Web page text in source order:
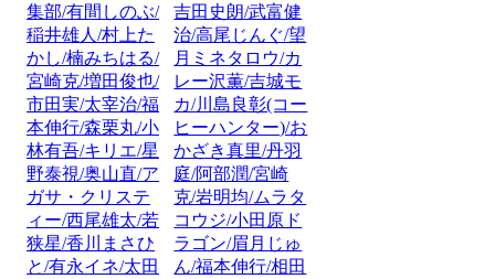
集部/有間しのぶ/
稲井雄人/村上た
かし/楠みちはる/
宮崎克/増田俊也/
市田実/太宰治/福
本伸行/森栗丸/小
林有吾/キリエ/星
野泰視/奥山直/ア
ガサ・クリステ
ィー/西尾雄太/若
狭星/香川まさひ
と/有永イネ/太田
吉田史朗/武富健
治/高尾じんぐ/望
月ミネタロウ/カ
レー沢薫/吉城モ
カ/川島良彰(コー
ヒーハンター)/お
かざき真里/丹羽
庭/阿部潤/宮崎
克/岩明均/ムラタ
コウジ/小田原ド
ラゴン/眉月じゅ
ん/福本伸行/相田